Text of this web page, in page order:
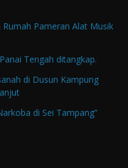
Pameran Alat Musik
Tengah ditangkap.
di Dusun Kampung
di Sei Tampang”